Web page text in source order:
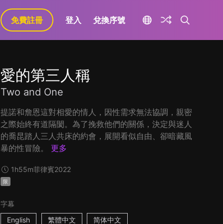
免費註冊 登入 兌換序號
愛的第三人稱
Two and One
提諾和詹恩這對相愛的情人，因性需求無法協調，親密
之際始終有道隔閡。為了挽救他們的關係，決定與迷人
的喬昆踏人三人共床的約會，展開看似自由、卻暗藏風
暴的性冒險。
更多
1h55m菲律賓2022
限
字幕
English
繁體中文 简体中文